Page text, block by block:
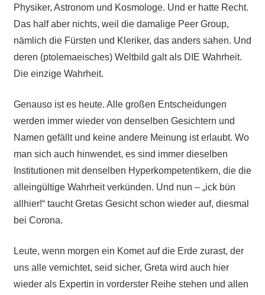
Physiker, Astronom und Kosmologe. Und er hatte Recht.
Das half aber nichts, weil die damalige Peer Group,
nämlich die Fürsten und Kleriker, das anders sahen. Und
deren (ptolemaeisches) Weltbild galt als DIE Wahrheit.
Die einzige Wahrheit.
Genauso ist es heute. Alle großen Entscheidungen
werden immer wieder von denselben Gesichtern und
Namen gefällt und keine andere Meinung ist erlaubt. Wo
man sich auch hinwendet, es sind immer dieselben
Institutionen mit denselben Hyperkompetentikern, die die
alleingültige Wahrheit verkünden. Und nun – „ick bün
allhier!“ taucht Gretas Gesicht schon wieder auf, diesmal
bei Corona.
Leute, wenn morgen ein Komet auf die Erde zurast, der
uns alle vernichtet, seid sicher, Greta wird auch hier
wieder als Expertin in vorderster Reihe stehen und allen